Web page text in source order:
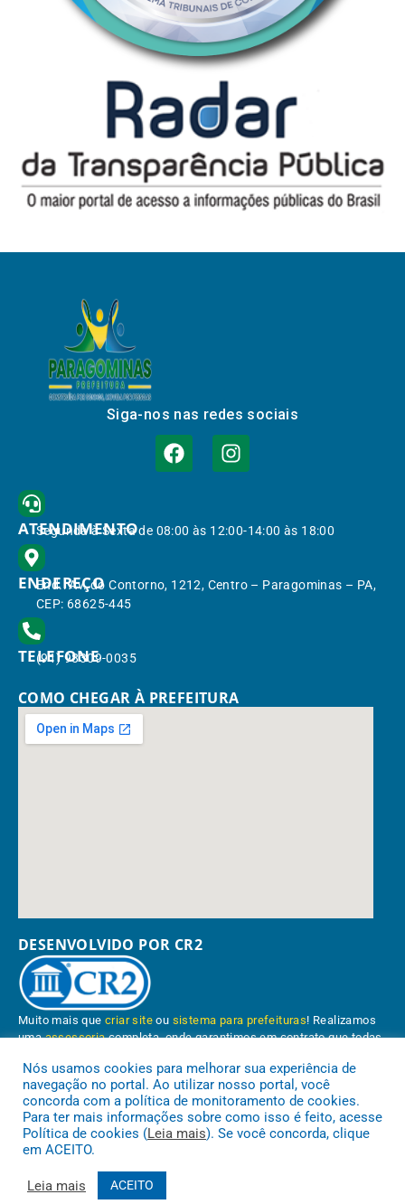
Siga-nos nas redes sociais
ATENDIMENTO
Segunda à Sexta de 08:00 às 12:00-14:00 às 18:00
ENDEREÇO
End.: Av. do Contorno, 1212, Centro – Paragominas – PA,
CEP: 68625-445
TELEFONE
(91) 98309-0035
COMO CHEGAR À PREFEITURA
DESENVOLVIDO POR CR2
Muito mais quecriar site ou sistema para prefeituras! Realizamos
umaassessoriacompleta, onde garantimos em contrato que todas
Conheça oPNTP e oRadar da Transparência Pública
Nós usamos cookies para melhorar sua experiência de
navegação no portal. Ao utilizar nosso portal, você
concorda com a política de monitoramento de cookies.
Para ter mais informações sobre como isso é feito, acesse
Política de cookies (Leia mais). Se você concorda, clique
em ACEITO.
Leia mais ACEITO